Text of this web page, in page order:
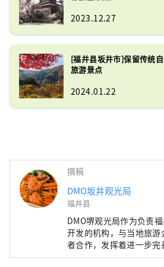
2023.12.27
[福井县坂井市]保留传统
旅游景点
2024.01.22
撰稿
DMO坂井观光局
福井县
DMO堺观光局作为负责
开发的机构，与当地旅
者合作，发挥着进一步
领地区发展的作用。 是